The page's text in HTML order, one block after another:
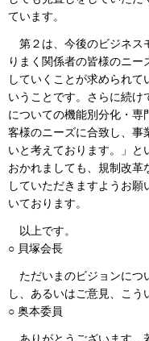
ています。
第２は、今後のビジネス
りまく関係者の皆様のニ
していくことが求められて
いうことです。さらに続け
についての機能別分化・専
客様のニーズに合致し、事
いと考えております。」と
おかれましても、規制改革
していただきますようお
いております。
以上です。
○ 貝塚会長
ただいまのビジョンにつ
し、あるいはご意見、こ
○ 奥本委員